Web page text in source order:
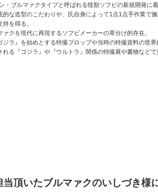
・ブルマァクタイプと呼ばれる怪獣ソフビの新規開発に着
的な造型のこだわりや、氏自身によって1点1点手作業で
を得る。
ァクを現代に再現するソフビメーカーの草分け的存在。
ジラ』を始めとする特撮プロップや当時の特撮資料の世界
れる『ゴジラ』や『ウルトラ』関係の特撮展や書物などで
頂いたブルマァクのいしづき様